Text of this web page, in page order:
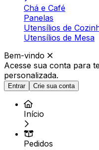
Chá e Café
Panelas
Utensílios de
Utensílios de Mesa
Bem-vindo
Acesse sua conta para
personalizada.
Entrar Crie sua conta
Início
Pedidos